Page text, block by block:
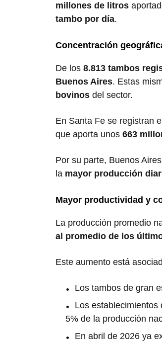
millones de litros
tambo por día.
Concentración
De los 8.813 tambos
Buenos Aires. Estas
bovinos del sector.
En Santa Fe se registran
que aporta unos 663
Por su parte, Buenos Aires
la mayor producción
Mayor productividad y
La producción promedio
al promedio de los
Este aumento está
Los tambos de gran
Los establecimientos
5% de la producción
En abril de 2026 ya